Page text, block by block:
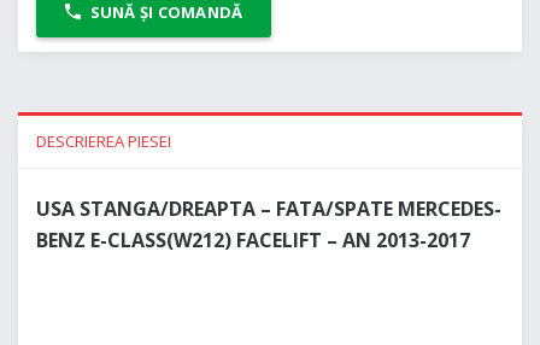
SUNĂ ȘI COMANDĂ
DESCRIEREA PIESEI
USA STANGA/DREAPTA – FATA/SPATE MERCEDES-
BENZ E-CLASS(W212) FACELIFT – AN 2013-2017